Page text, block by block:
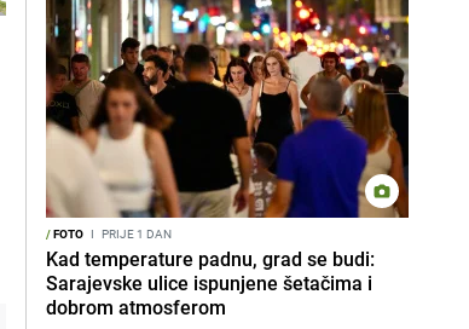
/FOTO I PRIJE 1 DAN
Kad temperature padnu, grad se budi:
Sarajevske ulice ispunjene šetačima i
dobrom atmosferom